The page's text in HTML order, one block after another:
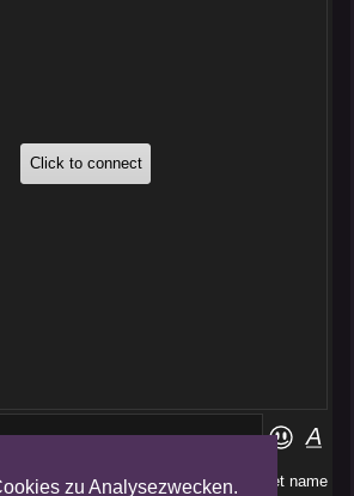
zu Analysezwecken.